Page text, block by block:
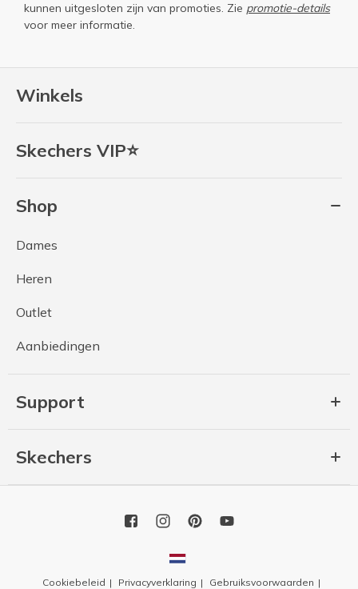
Winkels
Skechers VIP⭐
Shop
Dames
Heren
Outlet
Aanbiedingen
Support
Skechers
kunnen uitgesloten zijn van promoties. Zie promotie-details
voor meer informatie.
Cookiebeleid Privacyverklaring Gebruiksvoorwaarden